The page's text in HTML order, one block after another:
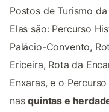
Postos de Turismo
Elas são: Percurso
Palácio-Convento,
Ericeira, Rota da
Enxaras, e o
nasquintas e